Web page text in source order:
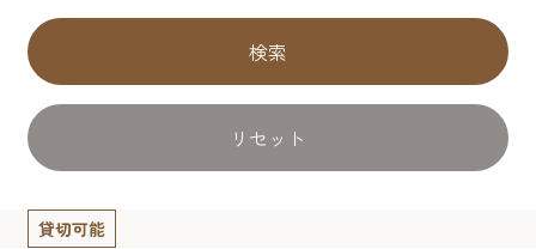
検索
リセット
貸切可能